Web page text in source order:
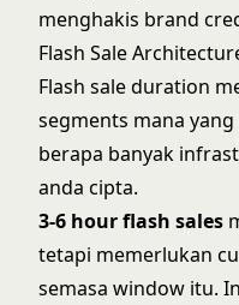
menghakis brand
Flash Sale
Flash sale duration
segments mana
berapa banyak
anda cipta.
3-6 hour flash sales
tetapi memerlukan
semasa window itu.